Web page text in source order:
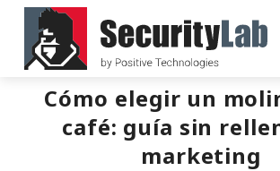
Cómo elegir un
café: guía sin
marketing